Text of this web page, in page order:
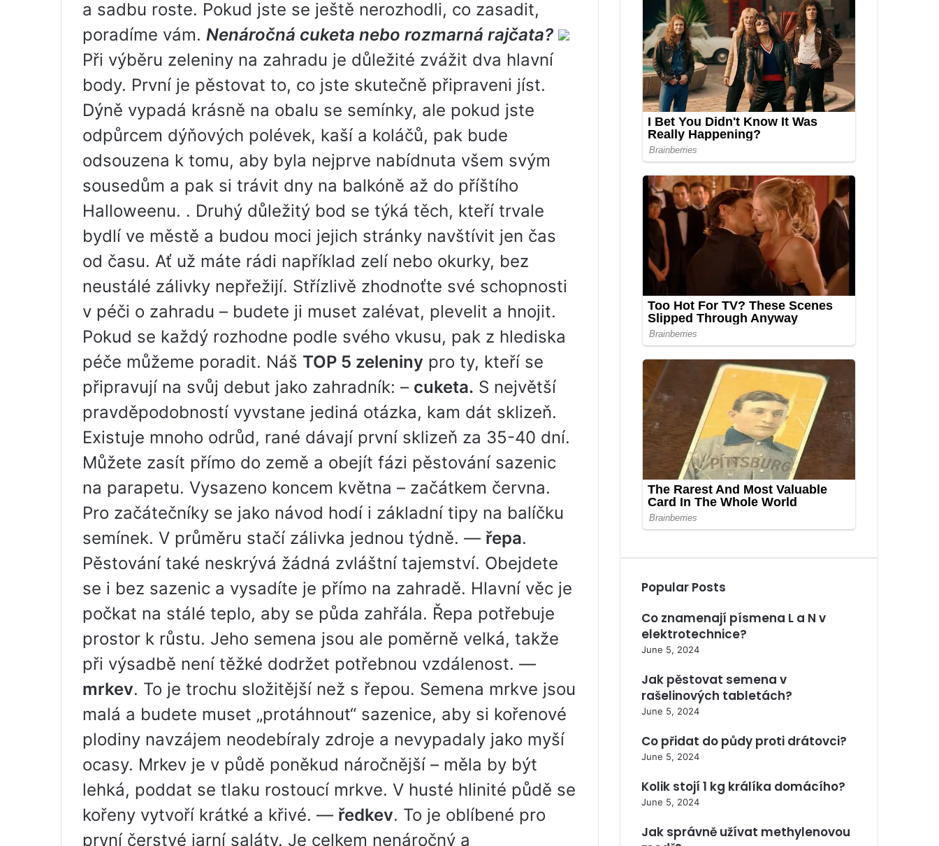
a sadbu roste. Pokud jste se ještě nerozhodli, co zasadit,
poradíme vám. Nenáročná cuketa nebo rozmarná rajčata?
Při výběru zeleniny na zahradu je důležité zvážit dva hlavní
body. První je pěstovat to, co jste skutečně připraveni jíst.
Dýně vypadá krásně na obalu se semínky, ale pokud jste
odpůrcem dýňových polévek, kaší a koláčů, pak bude
odsouzena k tomu, aby byla nejprve nabídnuta všem svým
sousedům a pak si trávit dny na balkóně až do příštího
Halloweenu. . Druhý důležitý bod se týká těch, kteří trvale
bydlí ve městě a budou moci jejich stránky navštívit jen čas
od času. Ať už máte rádi například zelí nebo okurky, bez
neustálé zálivky nepřežijí. Střízlivě zhodnoťte své schopnosti
v péči o zahradu – budete ji muset zalévat, plevelit a hnojit.
Pokud se každý rozhodne podle svého vkusu, pak z hlediska
péče můžeme poradit. Náš TOP 5 zeleniny pro ty, kteří se
připravují na svůj debut jako zahradník: – cuketa. S největší
pravděpodobností vyvstane jediná otázka, kam dát sklizeň.
Existuje mnoho odrůd, rané dávají první sklizeň za 35-40 dní.
Můžete zasít přímo do země a obejít fázi pěstování sazenic
na parapetu. Vysazeno koncem května – začátkem června.
Pro začátečníky se jako návod hodí i základní tipy na balíčku
semínek. V průměru stačí zálivka jednou týdně. — řepa.
Pěstování také neskrývá žádná zvláštní tajemství. Obejdete
se i bez sazenic a vysadíte je přímo na zahradě. Hlavní věc je
počkat na stálé teplo, aby se půda zahřála. Řepa potřebuje
prostor k růstu. Jeho semena jsou ale poměrně velká, takže
při výsadbě není těžké dodržet potřebnou vzdálenost. —
mrkev. To je trochu složitější než s řepou. Semena mrkve jsou
malá a budete muset „protáhnout“ sazenice, aby si kořenové
plodiny navzájem neodebíraly zdroje a nevypadaly jako myší
ocasy. Mrkev je v půdě poněkud náročnější – měla by být
lehká, poddat se tlaku rostoucí mrkve. V husté hlinité půdě se
kořeny vytvoří krátké a křivé. — ředkev. To je oblíbené pro
první čerstvé jarní saláty. Je celkem nenáročný a
Popular Posts
Co znamenají písmena L a N v
elektrotechnice?
June 5, 2024
Jak pěstovat semena v
rašelinových tabletách?
June 5, 2024
Co přidat do půdy proti drátovci?
June 5, 2024
Kolik stojí 1 kg králíka domácího?
June 5, 2024
Jak správně užívat methylenovou